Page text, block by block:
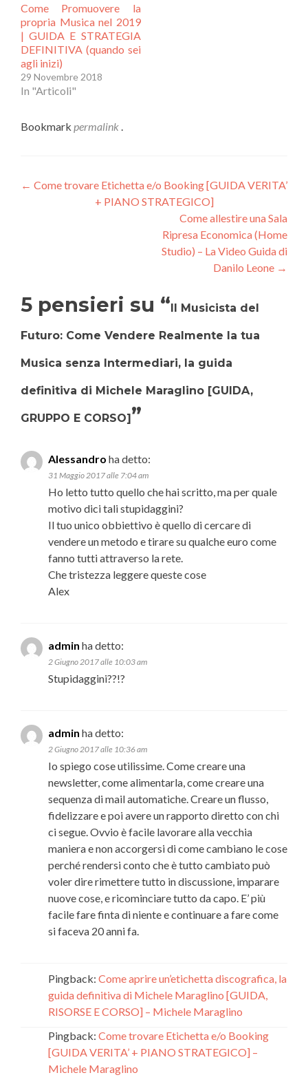
Come Promuovere la
propria Musica nel 2019
| GUIDA E STRATEGIA
DEFINITIVA (quando sei
agli inizi)
29 Novembre 2018
In "Articoli"
Bookmark permalink
Navigazione
← Come trovare Etichetta e/o Booking [GUIDA VERITA’
+ PIANO STRATEGICO]
Come allestire una Sala
Ripresa Economica (Home
Studio) – La Video Guida di
Danilo Leone →
5 pensieri su “Il Musicista del
Futuro: Come Vendere Realmente la tua
Musica senza Intermediari, la guida
definitiva di Michele Maraglino [GUIDA,
GRUPPO E CORSO]”
Alessandro ha detto:
31 Maggio 2017 alle 7:04 am
Ho letto tutto quello che hai scritto, ma per quale
motivo dici tali stupidaggini?
Il tuo unico obbiettivo è quello di cercare di
vendere un metodo e tirare su qualche euro come
fanno tutti attraverso la rete.
Che tristezza leggere queste cose
Alex
admin ha detto:
2 Giugno 2017 alle 10:03 am
Stupidaggini??!?
admin ha detto:
2 Giugno 2017 alle 10:36 am
Io spiego cose utilissime. Come creare una
newsletter, come alimentarla, come creare una
sequenza di mail automatiche. Creare un flusso,
fidelizzare e poi avere un rapporto diretto con chi
ci segue. Ovvio è facile lavorare alla vecchia
maniera e non accorgersi di come cambiano le cose
perché rendersi conto che è tutto cambiato può
voler dire rimettere tutto in discussione, imparare
nuove cose, e ricominciare tutto da capo. E’ più
facile fare finta di niente e continuare a fare come
si faceva 20 anni fa.
Pingback: Come aprire un’etichetta discografica, la
guida definitiva di Michele Maraglino [GUIDA,
RISORSE E CORSO] – Michele Maraglino
Pingback: Come trovare Etichetta e/o Booking
[GUIDA VERITA’ + PIANO STRATEGICO] –
Michele Maraglino